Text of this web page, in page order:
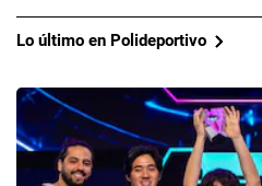
Lo último en Polideportivo